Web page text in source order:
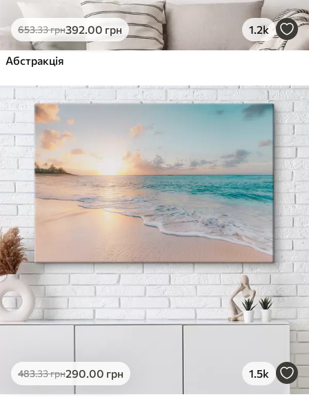
653.33грн392.00 грн 1.2k
Абстракція
483.33грн290.00 грн 1.5k